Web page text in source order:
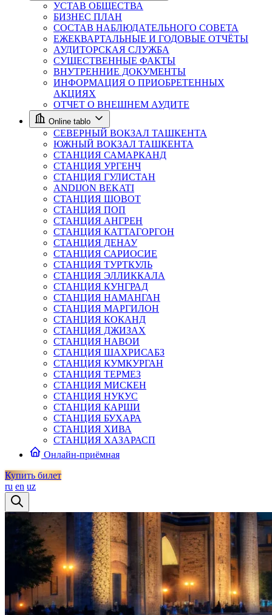
УСТАВ ОБЩЕСТВА
БИЗНЕС ПЛАН
СОСТАВ НАБЛЮДАТЕЛЬНОГО СОВЕТА
ЕЖЕКВАРТАЛЬНЫЕ И ГОДОВЫЕ ОТЧЁТЫ
АУДИТОРСКАЯ СЛУЖБА
СУЩЕСТВЕННЫЕ ФАКТЫ
ВНУТРЕННИЕ ДОКУМЕНТЫ
ИНФОРМАЦИЯ О ПРИОБРЕТЕННЫХ
АКЦИЯХ
ОТЧЕТ О ВНЕШНЕМ АУДИТЕ
Online tablo
СЕВЕРНЫЙ ВОКЗАЛ ТАШКЕНТА
ЮЖНЫЙ ВОКЗАЛ ТАШКЕНТА
СТАНЦИЯ САМАРКАНД
СТАНЦИЯ УРГЕНЧ
СТАНЦИЯ ГУЛИСТАН
ANDIJON BEKATI
СТАНЦИЯ ШОВОТ
СТАНЦИЯ ПОП
СТАНЦИЯ АНГРЕН
СТАНЦИЯ КАТТАГОРГОН
СТАНЦИЯ ДЕНАУ
СТАНЦИЯ САРИОСИЕ
СТАНЦИЯ ТУРТКУЛЬ
СТАНЦИЯ ЭЛЛИККАЛА
СТАНЦИЯ КУНГРАД
СТАНЦИЯ НАМАНГАН
СТАНЦИЯ МАРГИЛОН
СТАНЦИЯ КОКАНД
СТАНЦИЯ ДЖИЗАХ
СТАНЦИЯ НАВОИ
СТАНЦИЯ ШАХРИСАБЗ
СТАНЦИЯ КУМКУРГАН
СТАНЦИЯ ТЕРМЕЗ
СТАНЦИЯ МИСКЕН
СТАНЦИЯ НУКУС
СТАНЦИЯ КАРШИ
СТАНЦИЯ БУХАРА
СТАНЦИЯ ХИВА
СТАНЦИЯ ХАЗАРАСП
Онлайн-приёмная
Купить билет
ru en uz